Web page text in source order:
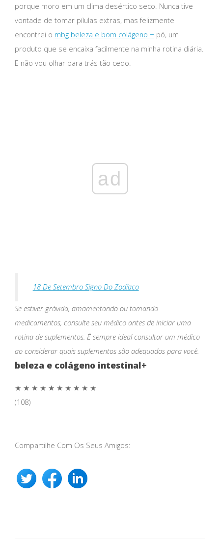
porque moro em um clima desértico seco. Nunca tive
vontade de tomar pílulas extras, mas felizmente
encontrei o mbg beleza e bom colágeno + pó, um
produto que se encaixa facilmente na minha rotina diária.
E não vou olhar para trás tão cedo.
ad
18 De Setembro Signo Do Zodíaco
Se estiver grávida, amamentando ou tomando
medicamentos, consulte seu médico antes de iniciar uma
rotina de suplementos. É sempre ideal consultar um médico
ao considerar quais suplementos são adequados para você.
beleza e colágeno intestinal+
★ ★ ★ ★ ★ ★ ★ ★ ★ ★
(108)
Compartilhe Com Os Seus Amigos: